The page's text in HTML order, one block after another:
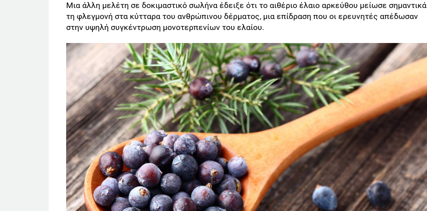
Μια άλλη μελέτη σε δοκιμαστικό σωλήνα έδειξε ότι το αιθέριο έλαιο αρκεύθου μείωσε σημαντικά
τη φλεγμονή στα κύτταρα του ανθρώπινου δέρματος, μια επίδραση που οι ερευνητές απέδωσαν
στην υψηλή συγκέντρωση μονοτερπενίων του ελαίου.